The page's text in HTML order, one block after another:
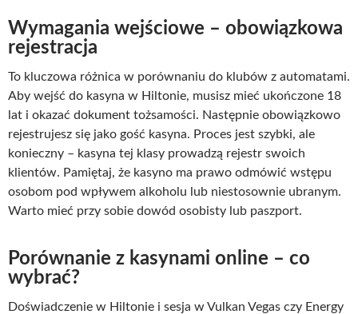
Wymagania wejściowe – obowiązkowa
rejestracja
To kluczowa różnica w porównaniu do klubów z automatami.
Aby wejść do kasyna w Hiltonie, musisz mieć ukończone 18
lat i okazać dokument tożsamości. Następnie obowiązkowo
rejestrujesz się jako gość kasyna. Proces jest szybki, ale
konieczny – kasyna tej klasy prowadzą rejestr swoich
klientów. Pamiętaj, że kasyno ma prawo odmówić wstępu
osobom pod wpływem alkoholu lub niestosownie ubranym.
Warto mieć przy sobie dowód osobisty lub paszport.
Porównanie z kasynami online – co
wybrać?
Doświadczenie w Hiltonie i sesja w Vulkan Vegas czy Energy